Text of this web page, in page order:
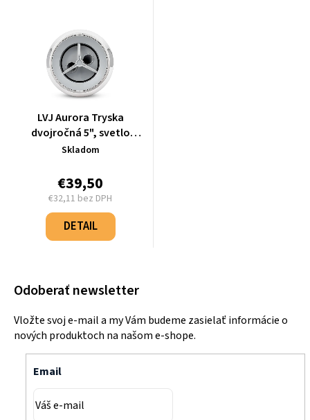
LVJ Aurora Tryska
dvojročná 5", svetlo
šedá/chróm - L-5783SG
Skladom
€39,50
€32,11 bez DPH
Jednotková
cena:
DETAIL
Odoberať newsletter
Vložte svoj e-mail a my Vám budeme zasielať informácie o
nových produktoch na našom e-shope.
Email